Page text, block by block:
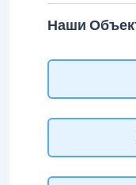
Наши